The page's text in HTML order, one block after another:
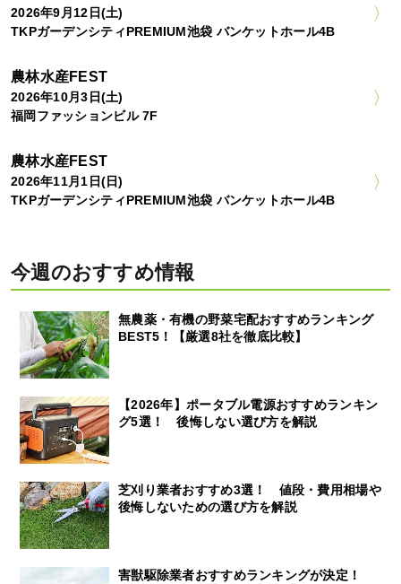
2026年9月12日(土)
TKPガーデンシティPREMIUM池袋 バンケットホール4B
農林水産FEST
2026年10月3日(土)
福岡ファッションビル 7F
農林水産FEST
2026年11月1日(日)
TKPガーデンシティPREMIUM池袋 バンケットホール4B
今週のおすすめ情報
無農薬・有機の野菜宅配おすすめランキング
BEST5！【厳選8社を徹底比較】
【2026年】ポータブル電源おすすめランキン
グ5選！ 後悔しない選び方を解説
芝刈り業者おすすめ3選！ 値段・費用相場や
後悔しないための選び方を解説
害獣駆除業者おすすめランキングが決定！